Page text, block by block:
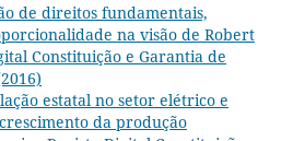
de direitos fundamentais,
na visão de Robert
Constituição e Garantia de
estatal no setor elétrico e
da produção